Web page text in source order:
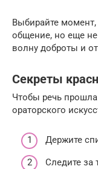
Выбирайте момент,
общение, но еще
волну доброты и
Секреты
Чтобы речь
ораторского
Держите
Следите за